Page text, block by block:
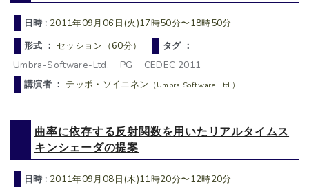
日時 : 2011年09月06日(火)17時50分〜18時50分
形式 ： セッション（60分）
タグ ：
Umbra-Software-Ltd.
PG
CEDEC 2011
講演者 ： テッポ・ソイニネン （Umbra Software Ltd.）
曲率に依存する反射関数を用いたリアルタイムス
キンシェーダの提案
日時 : 2011年09月08日(木)11時20分〜12時20分